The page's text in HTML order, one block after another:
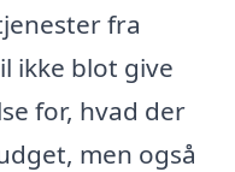
fra
ikke blot give
for, hvad der
men også